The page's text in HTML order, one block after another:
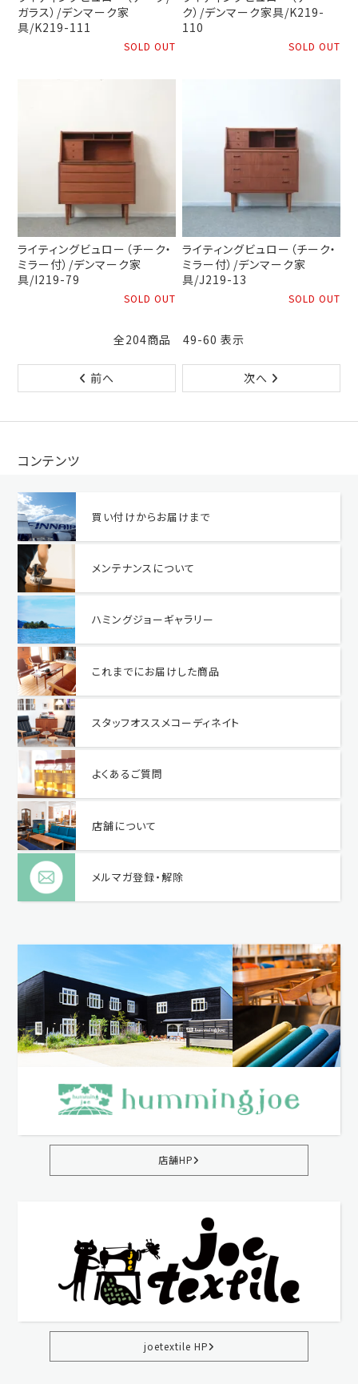
ガラス）/デンマーク家
具/K219-111
SOLD OUT
ク）/デンマーク家具/K219-
110
SOLD OUT
ライティングビュロー（チーク・
ミラー付）/デンマーク家
具/I219-79
SOLD OUT
ライティングビュロー（チーク・
ミラー付）/デンマーク家
具/J219-13
SOLD OUT
全204商品 49-60 表示
前へ 次へ
コンテンツ
買い付けからお届けまで
メンテナンスについて
ハミングジョーギャラリー
これまでにお届けした商品
スタッフオススメコーディネイト
よくあるご質問
店舗について
メルマガ登録・解除
店舗HP
joetextile HP